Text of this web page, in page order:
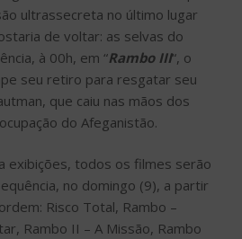
ultrassecreta no último lugar
de voltar: as selvas do
à 00h, em “Rambo III“, o
seu retiro para resgatar seu
que caiu nas mãos dos
do Afeganistão.
exibições, todos os filmes serão
no domingo (9), a partir
Risco Total, Rambo –
Rambo II – A Missão, Rambo